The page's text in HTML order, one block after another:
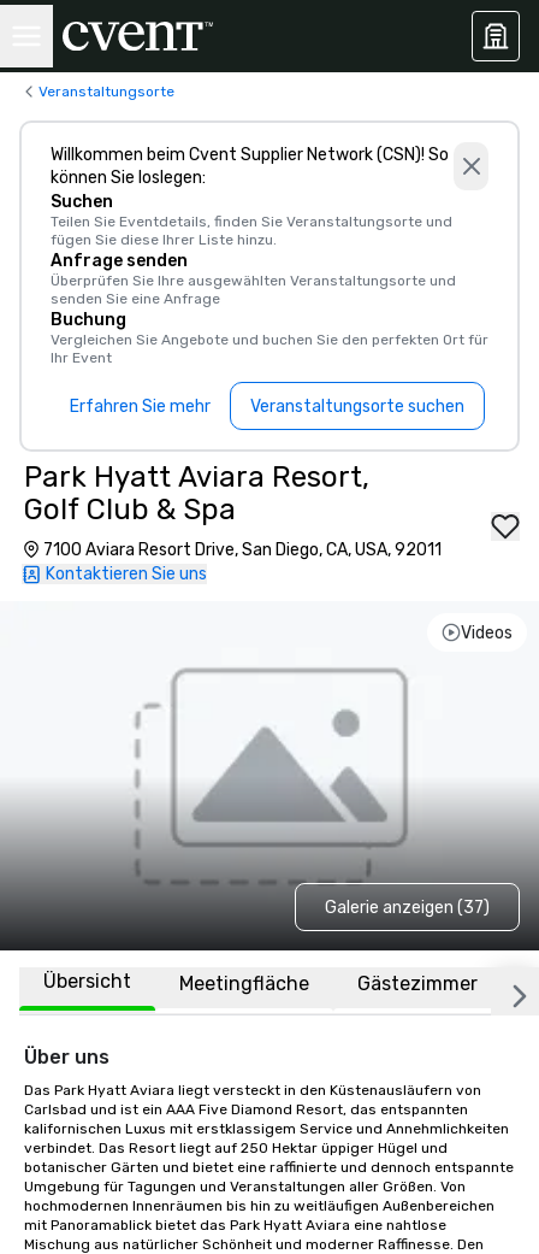
Veranstaltungsorte
Willkommen beim Cvent Supplier Network (CSN)! So
können Sie loslegen:
Suchen
Teilen Sie Eventdetails, finden Sie Veranstaltungsorte und
fügen Sie diese Ihrer Liste hinzu.
Anfrage senden
Überprüfen Sie Ihre ausgewählten Veranstaltungsorte und
senden Sie eine Anfrage
Buchung
Vergleichen Sie Angebote und buchen Sie den perfekten Ort für
Ihr Event
Erfahren Sie mehr Veranstaltungsorte suchen
Park Hyatt Aviara Resort,
Golf Club & Spa
7100 Aviara Resort Drive, San Diego, CA, USA, 92011
Kontaktieren Sie uns
Videos
Galerie anzeigen (37)
Übersicht Meetingfläche Gästezimmer
Über uns
Das Park Hyatt Aviara liegt versteckt in den Küstenausläufern von
Carlsbad und ist ein AAA Five Diamond Resort, das entspannten
kalifornischen Luxus mit erstklassigem Service und Annehmlichkeiten
verbindet. Das Resort liegt auf 250 Hektar üppiger Hügel und
botanischer Gärten und bietet eine raffinierte und dennoch entspannte
Umgebung für Tagungen und Veranstaltungen aller Größen. Von
hochmodernen Innenräumen bis hin zu weitläufigen Außenbereichen
mit Panoramablick bietet das Park Hyatt Aviara eine nahtlose
Mischung aus natürlicher Schönheit und moderner Raffinesse. Den